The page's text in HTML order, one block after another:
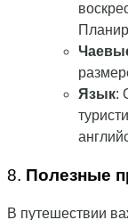
Язык:
8. Полезные
В путешествии